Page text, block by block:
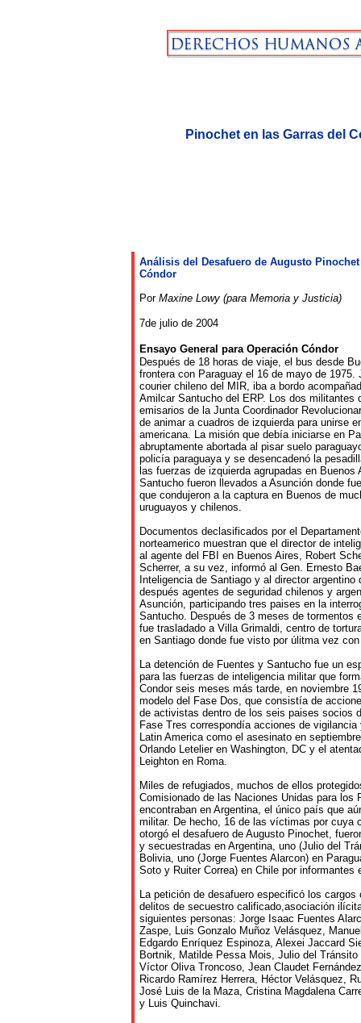
Pinochet en las Garras del
Análisis del
Desafuero de Augusto Pinochet
Cóndor
Por Maxine Lowy (para Memoria y Justicia)
7de julio de 2004
Ensayo General para Operación Cóndor
Después de 18 horas de viaje, el bus desde
frontera con Paraguay el 16 de mayo de 1975.
courier chileno del MIR, iba a bordo
Amilcar Santucho del ERP. Los dos militantes
emisarios de la Junta Coordinador
de animar a cuadros de izquierda para unirse
americana. La misión que debía iniciarse en
abruptamente abortada al pisar suelo
policía paraguaya y se desencadenó la
las fuerzas de izquierda agrupadas en Buenos
Santucho fueron llevados a Asunción donde
que condujeron a la captura en Buenos de
uruguayos y chilenos.
Documentos declasificados por el
norteamerico muestran que el director de
al agente del FBI en Buenos Aires, Robert
Scherrer, a su vez, informó al Gen. Ernesto
Inteligencia de Santiago y al director
después agentes de seguridad chilenos y
Asunción, participando tres paises en la
Santucho. Después de 3 meses de tormentos
fue trasladado a Villa Grimaldi, centro de
en Santiago donde fue visto por úlitma vez
La detención de Fuentes y Santucho fue un
para las fuerzas de inteligencia militar que
Condor seis meses más tarde, en noviembre
modelo del Fase Dos, que consistía de
de activistas dentro de los seis paises socios
Fase Tres correspondía acciones de
Latin America como el asesinato en
Orlando Letelier en Washington, DC y el
Leighton en Roma.
Miles de refugiados, muchos de ellos
Comisionado de las Naciones Unidas para los
encontraban en Argentina, el único país que
militar. De hecho, 16 de las víctimas por cuya
otorgó el desafuero de Augusto Pinochet,
y secuestradas en Argentina, uno (Julio del
Bolivia, uno (Jorge Fuentes Alarcon) en
Soto y Ruiter Correa) en Chile por informantes
La petición de desafuero especificó los
delitos de secuestro calificado,asociación
siguientes personas: Jorge Isaac Fuentes
Zaspe, Luis Gonzalo Muñoz Velásquez,
Edgardo Enríquez Espinoza, Alexei Jaccard
Bortnik, Matilde Pessa Mois, Julio del Tránsito
Víctor Oliva Troncoso, Jean Claudet
Ricardo Ramírez Herrera, Héctor Velásquez,
José Luis de la Maza, Cristina Magdalena
y Luis Quinchavi.